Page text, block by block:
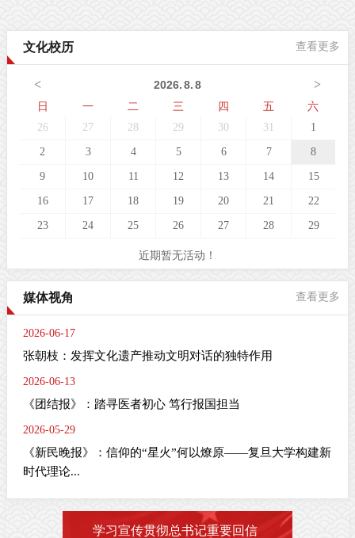
疫检查点抑制剂在肿瘤治疗方面表现突出。然而，85%以上的
CRC病人属于微卫星稳定型（MSS）“冷肿瘤”，其肿瘤微环境中
应。这一困境，已成为临床治疗的主
文化校历 查看更多
< >
2026.8.8
日
一 二 三 四 五 六
26 27 28 29 30 31 1
2 3 4 5 6 7 8
9 10 11 12 13 14 15
16 17 18 19 20 21 22
23 24 25 26 27 28 29
近期暂无活动！
媒体视角 查看更多
2026-06-17
张朝枝：发挥文化遗产推动文明对话的独特作用
2026-06-13
《团结报》：踏寻医者初心 笃行报国担当
2026-05-29
《新民晚报》：信仰的“星火”何以燎原——复旦大学构建新
时代理论...
学习宣传贯彻总书记重要回信